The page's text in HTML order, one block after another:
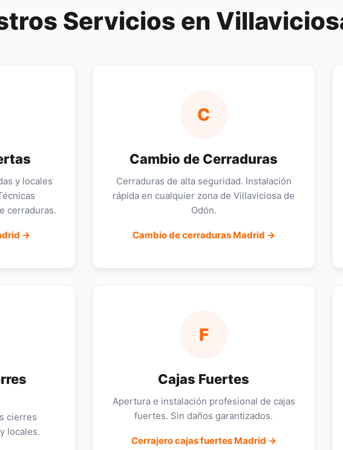
Servicios en
y locales
cerraduras.
→
C
Cambio de Cerraduras
Cerraduras de alta seguridad. Instalación
rápida en cualquier zona de Villaviciosa de
Odón.
Cambio de cerraduras Madrid →
cierres
locales.
F
Cajas Fuertes
Apertura e instalación profesional de cajas
fuertes. Sin daños garantizados.
Cerrajero cajas fuertes Madrid →